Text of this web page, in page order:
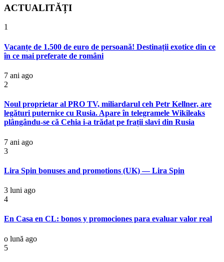
ACTUALITĂȚI
1
Vacanțe de 1.500 de euro de persoană! Destinații exotice din ce
în ce mai preferate de români
7 ani ago
2
Noul proprietar al PRO TV, miliardarul ceh Petr Kellner, are
legături puternice cu Rusia. Apare în telegramele Wikileaks
plângându-se că Cehia i-a trădat pe frații slavi din Rusia
7 ani ago
3
Lira Spin bonuses and promotions (UK) — Lira Spin
3 luni ago
4
En Casa en CL: bonos y promociones para evaluar valor real
o lună ago
5